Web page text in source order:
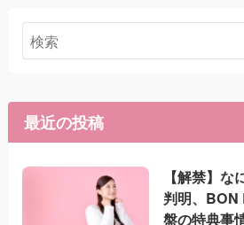
最近の投稿
【解禁】
判明、BON
盤の特典事